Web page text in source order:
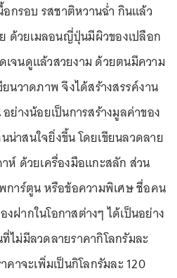
กรอบ รสชาติหวานฉ่ำ กินแล้ว
ด้วยเมลอนญี่ปุ่นมีผิวของเปลือก
จนดูแล้วสวยงาม ด้วยตนมีความ
นวาดภาพ จึงได้สร้างสรรค์งาน
ย่างน้อยเป็นการสร้างมูลค่าของ
าสนใจยิ่งขึ้น โดยเขียนลวดลาย
ด้วยเครื่องมือแกะสลัก ส่วน
การ์ตูน หรือข้อความพิเศษ ชื่อคน
ฝากในโอกาสต่างๆ ได้เป็นอย่าง
ม่มีลวดลายราคากิโลกรัมละ
าจะเพิ่มเป็นกิโลกรัมละ 120